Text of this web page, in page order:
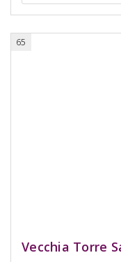
65
Vecchia Torre